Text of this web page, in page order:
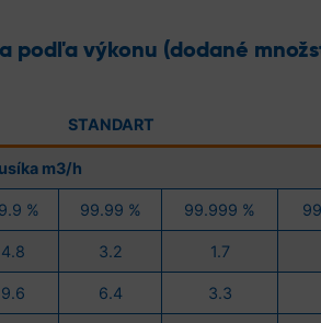
podľa výkonu (dodané
STANDART
m3/h
% 99.99 % 99.999 %
4.8 3.2 1.7
9.6 6.4 3.3